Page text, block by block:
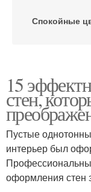
Спокойные
Цвета в
Цвета для
15
стен,
Пустые
интерьер был
оформления стен